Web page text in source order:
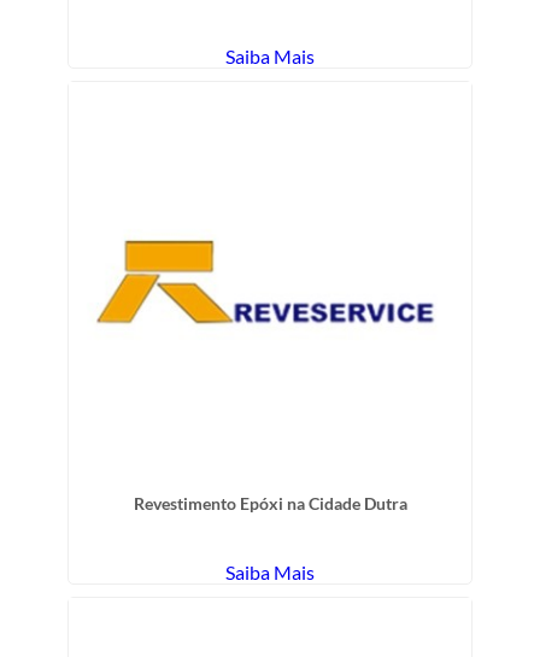
Saiba Mais
Revestimento Epóxi na Cidade Dutra
Saiba Mais